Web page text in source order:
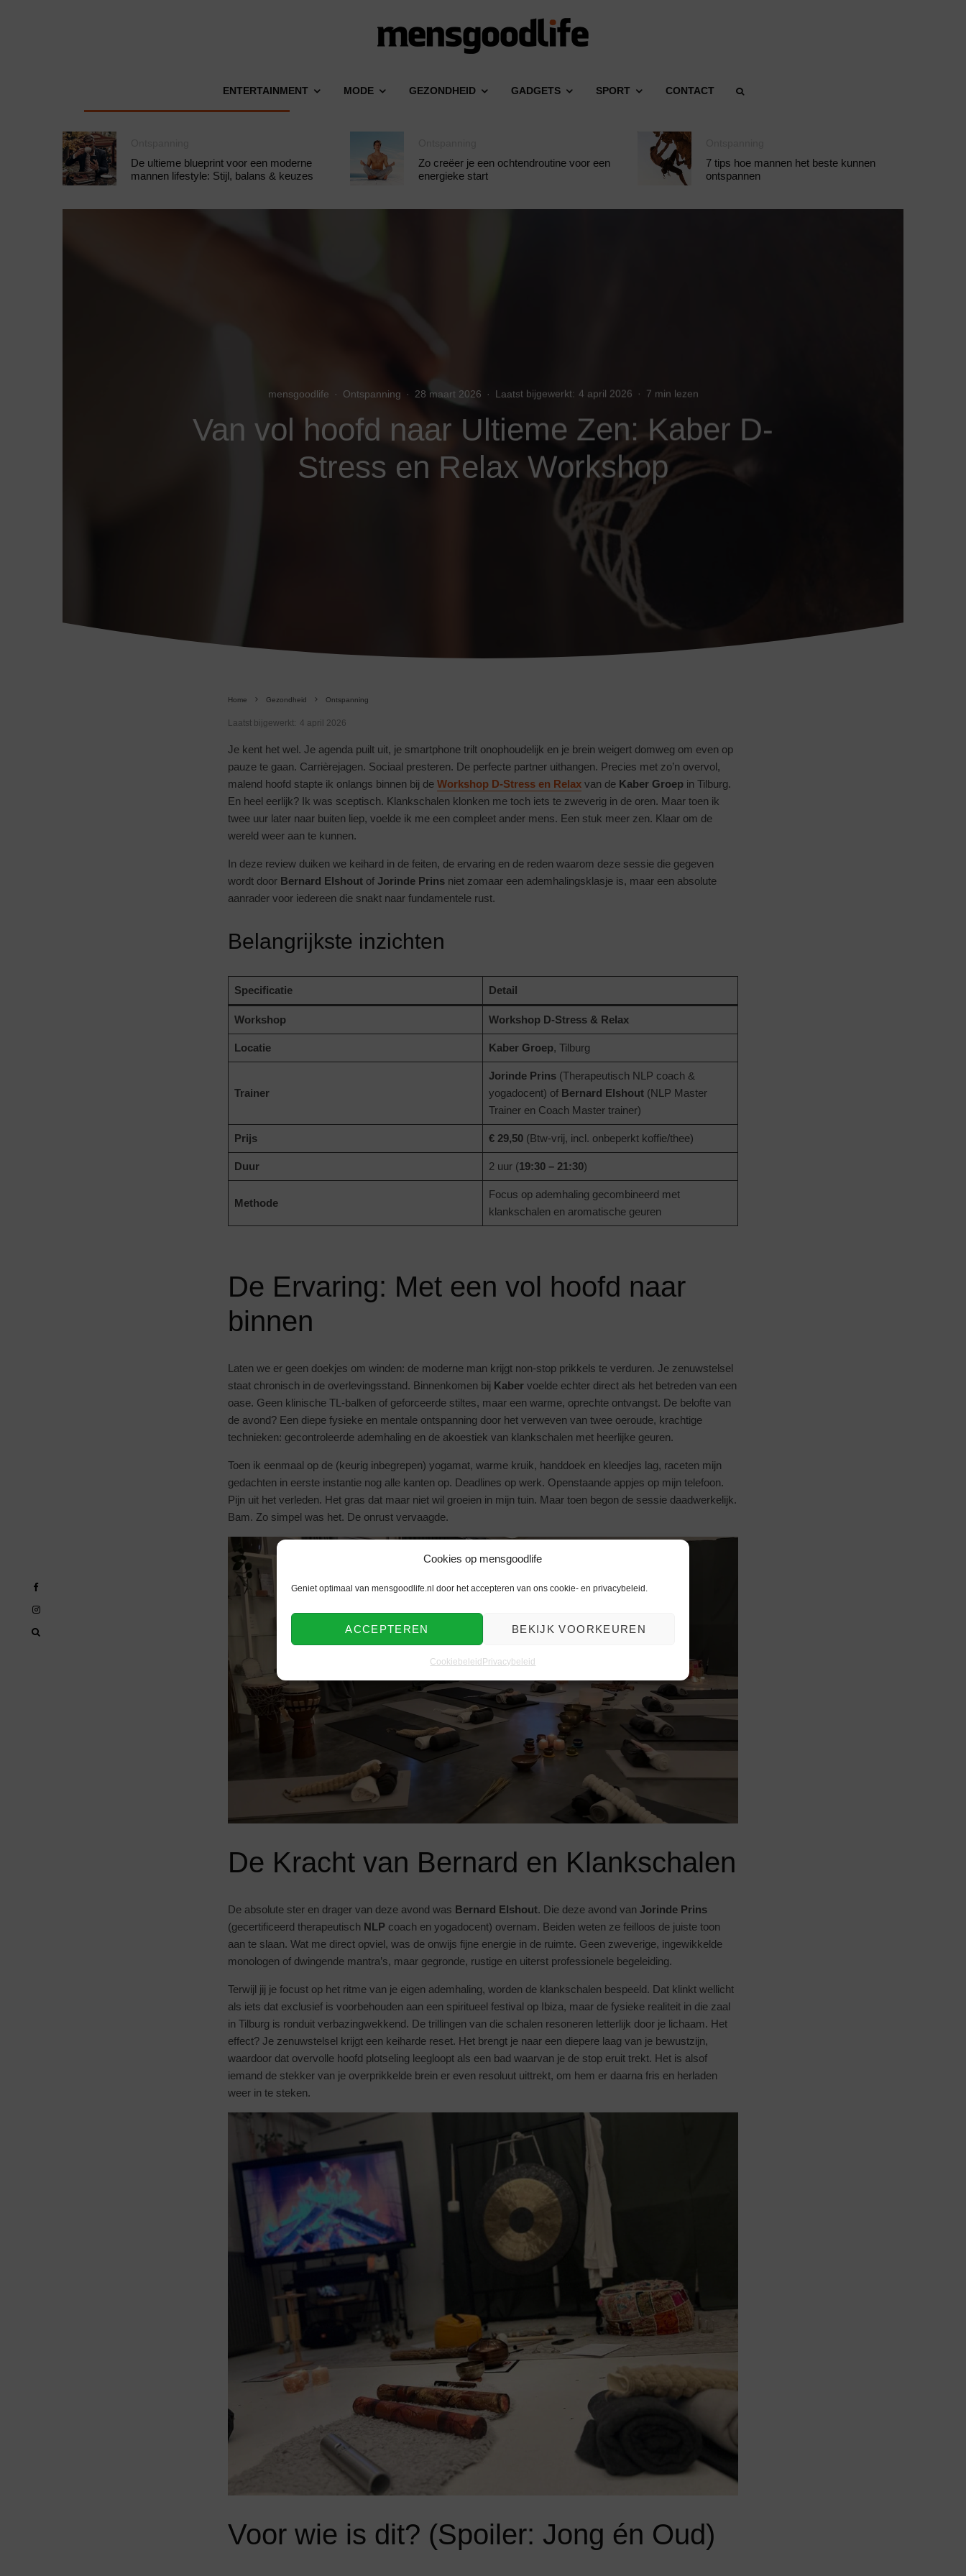
Cookies op mensgoodlife
Geniet optimaal van mensgoodlife.nl door het accepteren van ons cookie- en privacybeleid.
ACCEPTEREN BEKIJK VOORKEUREN
Cookiebeleid Privacybeleid
ENTERTAINMENT MODE GEZONDHEID GADGETS SPORT CONTACT
De ultieme blueprint voor een moderne
mannen lifestyle: Stijl, balans & keuzes
Zo creëer je een ochtendroutine voor een
energieke start
7 tips hoe mannen het beste kunnen
ontspannen
mensgoodlife · Ontspanning · 28 maart 2026 · Laatst bijgewerkt: 4 april 2026 · 7 min lezen
Van vol hoofd naar Ultieme Zen: Kaber D-
Stress en Relax Workshop
Home Gezondheid Ontspanning
Laatst bijgewerkt: 4 april 2026
Je kent het wel. Je agenda puilt uit, je smartphone trilt onophoudelijk en je brein weigert domweg om even op
pauze te gaan. Carrièrejagen. Sociaal presteren. De perfecte partner uithangen. Precies met zo’n overvol,
malend hoofd stapte ik onlangs binnen bij de Workshop D-Stress en Relax van de Kaber Groep in Tilburg.
En heel eerlijk? Ik was sceptisch. Klankschalen klonken me toch iets te zweverig in de oren. Maar toen ik
twee uur later naar buiten liep, voelde ik me een compleet ander mens. Een stuk meer zen. Klaar om de
wereld weer aan te kunnen.
In deze review duiken we keihard in de feiten, de ervaring en de reden waarom deze sessie die gegeven
wordt door Bernard Elshout of Jorinde Prins niet zomaar een ademhalingsklasje is, maar een absolute
aanrader voor iedereen die snakt naar fundamentele rust.
Belangrijkste inzichten
Specificatie Detail
Workshop Workshop D-Stress & Relax
Locatie Kaber Groep, Tilburg
Trainer
Jorinde Prins(Therapeutisch NLP coach &
yogadocent) of Bernard Elshout(NLP Master
Trainer en Coach Master trainer)
Prijs € 29,50(Btw-vrij, incl. onbeperkt koffie/thee)
Duur 2 uur (19:30 – 21:30)
Methode
Focus op ademhaling gecombineerd met
klankschalen en aromatische geuren
De Ervaring: Met een vol hoofd naar
binnen
Laten we er geen doekjes om winden: de moderne man krijgt non-stop prikkels te verduren. Je zenuwstelsel
staat chronisch in de overlevingsstand. Binnenkomen bij Kaber voelde echter direct als het betreden van een
oase. Geen klinische TL-balken of geforceerde stiltes, maar een warme, oprechte ontvangst. De belofte van
de avond? Een diepe fysieke en mentale ontspanning door het verweven van twee oeroude, krachtige
technieken: gecontroleerde ademhaling en de akoestiek van klankschalen met heerlijke geuren.
Toen ik eenmaal op de (keurig inbegrepen) yogamat, warme kruik, handdoek en kleedjes lag, raceten mijn
gedachten in eerste instantie nog alle kanten op. Deadlines op werk. Openstaande appjes op mijn telefoon.
Pijn uit het verleden. Het gras dat maar niet wil groeien in mijn tuin. Maar toen begon de sessie daadwerkelijk.
Bam. Zo simpel was het. De onrust vervaagde.
De Kracht van Bernard en Klankschalen
De absolute ster en drager van deze avond was Bernard Elshout. Die deze avond van Jorinde Prins
(gecertificeerd therapeutisch NLP coach en yogadocent) overnam. Beiden weten ze feilloos de juiste toon
aan te slaan. Wat me direct opviel, was de onwijs fijne energie in de ruimte. Geen zweverige, ingewikkelde
monologen of dwingende mantra’s, maar gegronde, rustige en uiterst professionele begeleiding.
Terwijl jij je focust op het ritme van je eigen ademhaling, worden de klankschalen bespeeld. Dat klinkt wellicht
als iets dat exclusief is voorbehouden aan een spiritueel festival op Ibiza, maar de fysieke realiteit in die zaal
in Tilburg is ronduit verbazingwekkend. De trillingen van die schalen resoneren letterlijk door je lichaam. Het
effect? Je zenuwstelsel krijgt een keiharde reset. Het brengt je naar een diepere laag van je bewustzijn,
waardoor dat overvolle hoofd plotseling leegloopt als een bad waarvan je de stop eruit trekt. Het is alsof
iemand de stekker van je overprikkelde brein er even resoluut uittrekt, om hem er daarna fris en herladen
weer in te steken.
Voor wie is dit? (Spoiler: Jong én Oud)